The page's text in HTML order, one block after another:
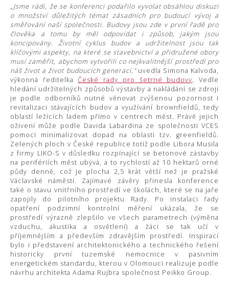
„Jsme rádi, že se konferenci podařilo vyvolat obsáhlou diskuzi
o množství důležitých témat zásadních pro budoucí vývoj a
směřování naší společnosti. Budovy jsou zde v první řadě pro
člověka a tomu by měl odpovídat i způsob, jakým jsou
koncipovány. Životní cyklus budov a udržitelnost jsou tak
klíčovými aspekty, na které se stavebnictví a přidružené obory
musí zaměřit, abychom vytvořili co nejkvalitnější prostředí pro
náš život a život budoucích generací,"uvedla Simona Kalvoda,
výkonná ředitelkaČeské rady pro šetrné budovy. Vedle
hledání udržitelných způsobů výstavby a nakládání se zdroji
je podle odborníků nutné věnovat zvýšenou pozornost i
revitalizaci stávajících budov a využívání brownfieldů, tedy
oblastí ležících ladem přímo v centrech měst. Právě jejich
oživení může podle Davida Labardina ze společnosti VCES
pomoci minimalizovat dopad na oblasti tzv. greenfieldů.
Zelených ploch v České republice totiž podle Libora Musila
z firmy LIKO-S v důsledku rozpínající se betonové zástavby
na perifériích měst ubývá, a to rychlostí až 10 hektarů orné
půdy denně, což je plocha 2,5 krát větší než je pražské
Václavské náměstí. Zajímavé závěry přinesla konference
také o stavu vnitřního prostředí ve školách, které se na jaře
zapojily do pilotního projektu Rady. Po instalaci řady
opatření podzimní kontrolní měření ukázala, že se
prostředí výrazně zlepšilo ve všech parametrech (výměna
vzduchu, akustika a osvětlení) a žáci se tak učí v
příjemnějším a především zdravějším prostředí. Inspirací
bylo i představení architektonického a technického řešení
historicky první tuzemské nemocnice v pasivním
energetickém standardu, kterou v Olomouci realizuje podle
návrhu architekta Adama Rujbra společnost Peikko Group.